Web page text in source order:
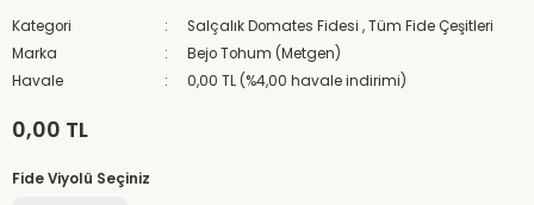
Kategori Salçalık Domates Fidesi ,Tüm Fide Çeşitleri
Marka
Bejo Tohum (Metgen)
Havale
0,00 TL (%4,00 havale indirimi)
0,00 TL
Fide Viyolü Seçiniz